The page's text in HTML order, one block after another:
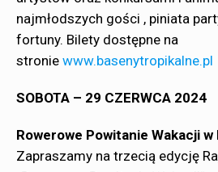
najmłodszych gości , piniata
fortuny. Bilety dostępne na
stronie www.basenytropikalne.pl
SOBOTA – 29 CZERWCA 2024
Rowerowe Powitanie Wakacji w
Zapraszamy na trzecią edycję